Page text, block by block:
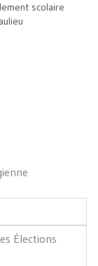
scolaire
Élections